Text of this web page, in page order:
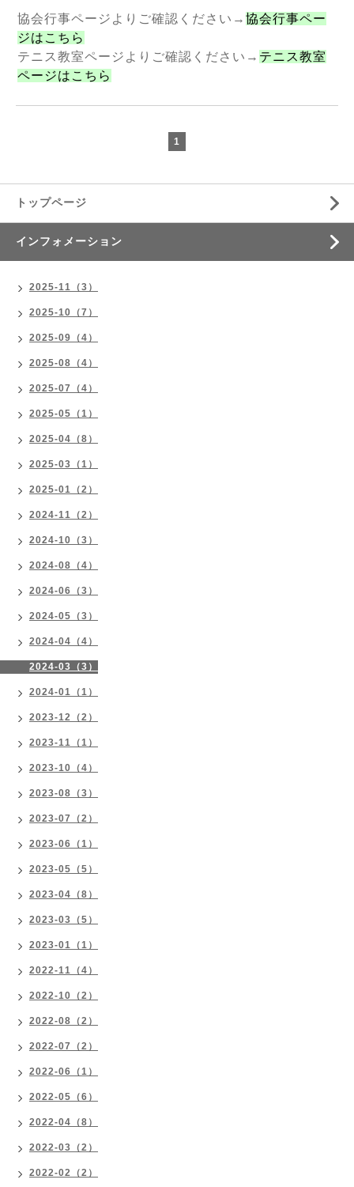
協会行事ページよりご確認ください→ 協会行事ペー
ジはこちら
テニス教室ページよりご確認ください→ テニス教室
ページはこちら
1
トップページ
インフォメーション
2025-11（3）
2025-10（7）
2025-09（4）
2025-08（4）
2025-07（4）
2025-05（1）
2025-04（8）
2025-03（1）
2025-01（2）
2024-11（2）
2024-10（3）
2024-08（4）
2024-06（3）
2024-05（3）
2024-04（4）
2024-03（3）
2024-01（1）
2023-12（2）
2023-11（1）
2023-10（4）
2023-08（3）
2023-07（2）
2023-06（1）
2023-05（5）
2023-04（8）
2023-03（5）
2023-01（1）
2022-11（4）
2022-10（2）
2022-08（2）
2022-07（2）
2022-06（1）
2022-05（6）
2022-04（8）
2022-03（2）
2022-02（2）